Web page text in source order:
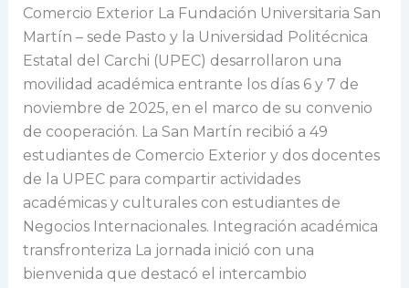
Comercio Exterior La Fundación Universitaria San
Martín – sede Pasto y la Universidad Politécnica
Estatal del Carchi (UPEC) desarrollaron una
movilidad académica entrante los días 6 y 7 de
noviembre de 2025, en el marco de su convenio
de cooperación. La San Martín recibió a 49
estudiantes de Comercio Exterior y dos docentes
de la UPEC para compartir actividades
académicas y culturales con estudiantes de
Negocios Internacionales. Integración académica
transfronteriza La jornada inició con una
bienvenida que destacó el intercambio